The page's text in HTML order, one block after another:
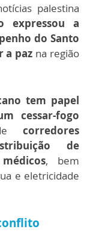
palestina
expressou a
do Santo
a paz na região
tem papel
cessar-fogo
corredores
de
, bem
e eletricidade